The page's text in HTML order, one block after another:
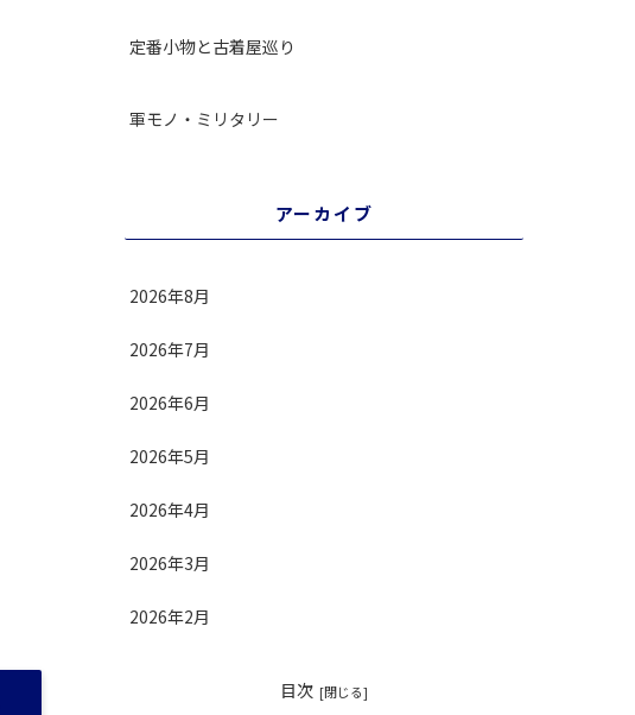
定番小物と古着屋巡り
軍モノ・ミリタリー
アーカイブ
2026年8月
2026年7月
2026年6月
2026年5月
2026年4月
2026年3月
2026年2月
目次